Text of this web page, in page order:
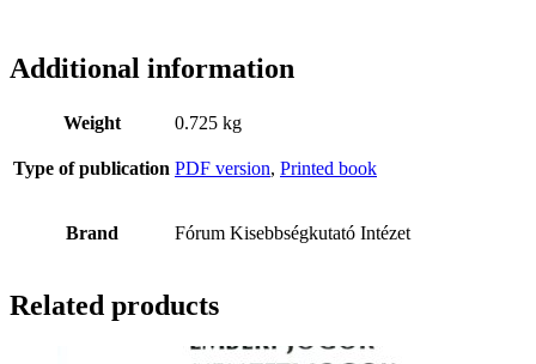
Additional information
Weight 0.725 kg
Type of publication PDF version, Printed book
Brand Fórum Kisebbségkutató Intézet
Related products